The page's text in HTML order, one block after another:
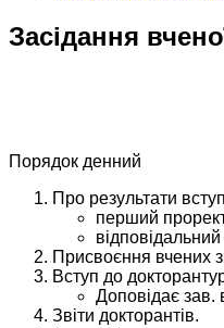
Засідання
Порядок денний
Про результати
перший
Присвоєння вчених
Вступ до
Доповідає
Звіти докторантів.